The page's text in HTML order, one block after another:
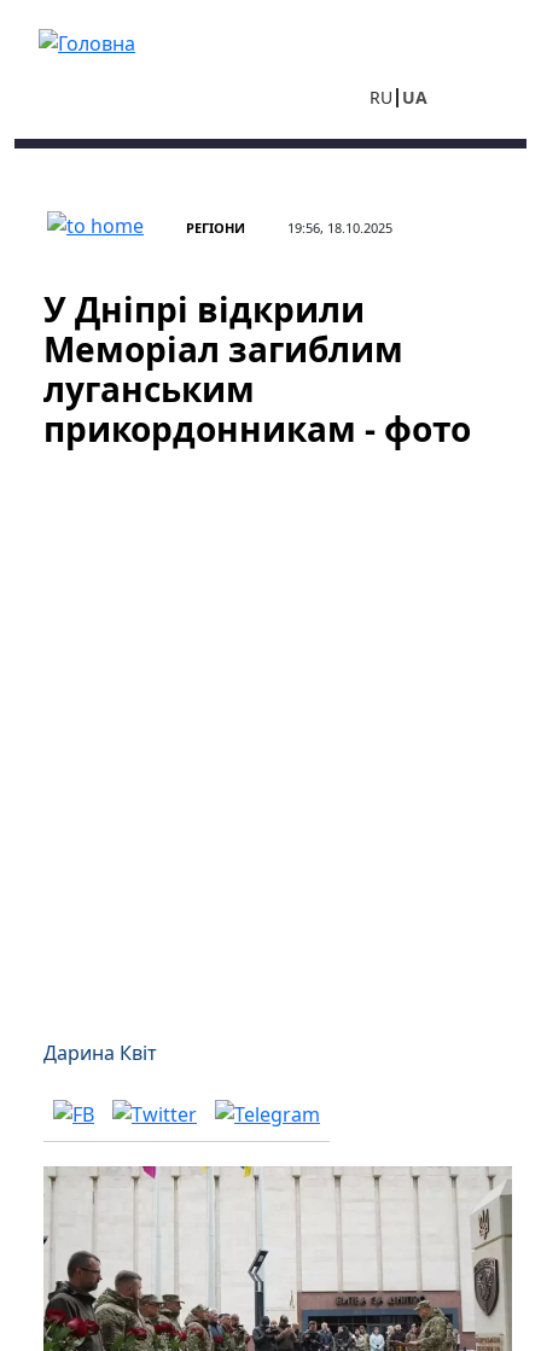
RU UA
РЕГІОНИ 19:56, 18.10.2025
У Дніпрі відкрили
Меморіал загиблим
луганським
прикордонникам - фото
Дарина Квіт